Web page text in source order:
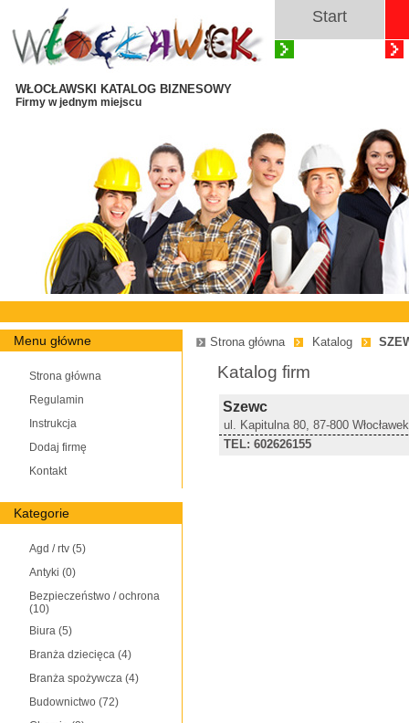
WŁOCŁAWSKI KATALOG BIZNESOWY
Firmy w jednym miejscu
Start
Menu główne
Strona główna
Regulamin
Instrukcja
Dodaj firmę
Kontakt
Kategorie
Agd / rtv (5)
Antyki (0)
Bezpieczeństwo / ochrona
(10)
Biura (5)
Branża dziecięca (4)
Branża spożywcza (4)
Budownictwo (72)
Strona główna Katalog
Katalog firm
Szewc
ul. Kapitulna 80, 87-800 Włocławek
TEL: 602626155